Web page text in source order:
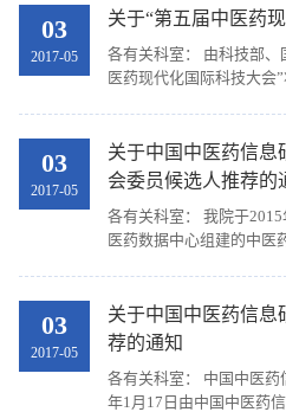
03
2017-05
关于“第五届中医药
各有关科室： 由科技部
医药现代化国际科技大会
03
2017-05
关于中国中医药信息
会委员候选人推荐的
各有关科室： 我院于
医药数据中心组建的中医
03
2017-05
关于中国中医药信息
荐的通知
各有关科室： 中国中医
年1月17日由中国中医药